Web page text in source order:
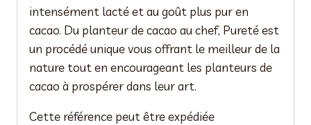
intensément lacté et au goût plus pur en
cacao. Du planteur de cacao au chef, Pureté est
un procédé unique vous offrant le meilleur de la
nature tout en encourageant les planteurs de
cacao à prospérer dans leur art.
Cette référence peut être expédiée